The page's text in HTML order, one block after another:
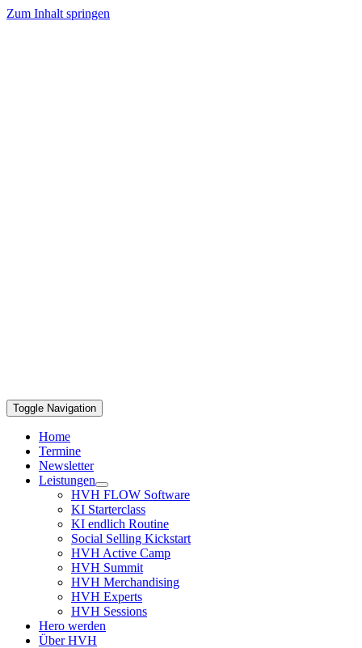
Zum Inhalt springen
Toggle Navigation
Home
Termine
Newsletter
Leistungen
HVH FLOW Software
KI Starterclass
KI endlich Routine
Social Selling Kickstart
HVH Active Camp
HVH Summit
HVH Merchandising
HVH Experts
HVH Sessions
Hero werden
Über HVH